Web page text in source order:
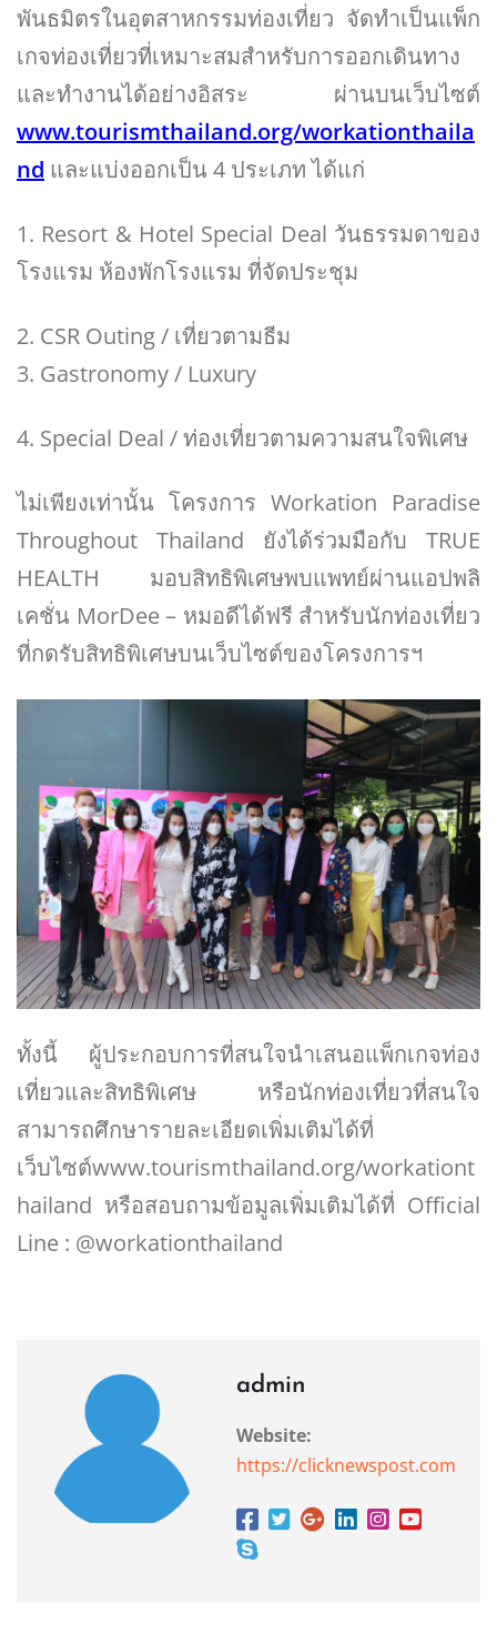
พันธมิตรในอุตสาหกรรมท่องเที่ยว จัดทำเป็นแพ็ก
เกจท่องเที่ยวที่เหมาะสมสำหรับการออกเดินทาง
และทำงานได้อย่างอิสระ ผ่านบนเว็บไซต์
www.tourismthailand.org/workationthaila
nd และแบ่งออกเป็น 4 ประเภท ได้แก่
1. Resort & Hotel Special Deal วันธรรมดาของ
โรงแรม ห้องพักโรงแรม ที่จัดประชุม
2. CSR Outing / เที่ยวตามธีม
3. Gastronomy / Luxury
4. Special Deal / ท่องเที่ยวตามความสนใจพิเศษ
ไม่เพียงเท่านั้น โครงการ Workation Paradise
Throughout Thailand ยังได้ร่วมมือกับ TRUE
HEALTH มอบสิทธิพิเศษพบแพทย์ผ่านแอปพลิ
เคชั่น MorDee – หมอดีได้ฟรี สำหรับนักท่องเที่ยว
ที่กดรับสิทธิพิเศษบนเว็บไซต์ของโครงการฯ
ทั้งนี้ ผู้ประกอบการที่สนใจนำเสนอแพ็กเกจท่อง
เที่ยวและสิทธิพิเศษ หรือนักท่องเที่ยวที่สนใจ
สามารถศึกษารายละเอียดเพิ่มเติมได้ที่
เว็บไซต์www.tourismthailand.org/workationt
hailand หรือสอบถามข้อมูลเพิ่มเติมได้ที่ Official
Line : @workationthailand
admin
Website:
https://clicknewspost.com